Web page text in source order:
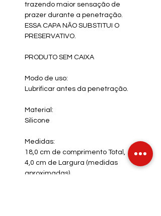
trazendo maior sensação de
prazer durante a penetração.
ESSA CAPA NÃO SUBSTITUI O
PRESERVATIVO.
PRODUTO SEM CAIXA
Modo de uso:
Lubrificar antes da penetração.
Material:
Silicone
Medidas:
18,0 cm de comprimento Total,
4,0 cm de Largura (medidas
aproximadas).